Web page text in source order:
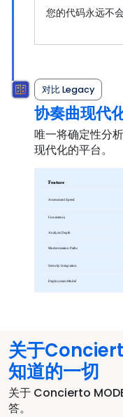
您的代码永远不
对比 Legacy
协奏曲现代
唯一将确定性分
现代化的平台。
关于
知道的一切
关于 Concierto
答。